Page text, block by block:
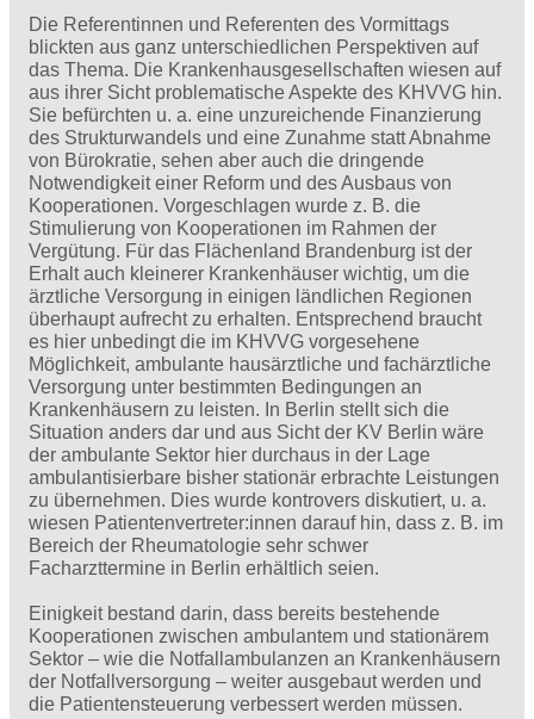
Die Referentinnen und Referenten des Vormittags
blickten aus ganz unterschiedlichen Perspektiven auf
das Thema. Die Krankenhausgesellschaften wiesen auf
aus ihrer Sicht problematische Aspekte des KHVVG hin.
Sie befürchten u. a. eine unzureichende Finanzierung
des Strukturwandels und eine Zunahme statt Abnahme
von Bürokratie, sehen aber auch die dringende
Notwendigkeit einer Reform und des Ausbaus von
Kooperationen. Vorgeschlagen wurde z. B. die
Stimulierung von Kooperationen im Rahmen der
Vergütung. Für das Flächenland Brandenburg ist der
Erhalt auch kleinerer Krankenhäuser wichtig, um die
ärztliche Versorgung in einigen ländlichen Regionen
überhaupt aufrecht zu erhalten. Entsprechend braucht
es hier unbedingt die im KHVVG vorgesehene
Möglichkeit, ambulante hausärztliche und fachärztliche
Versorgung unter bestimmten Bedingungen an
Krankenhäusern zu leisten. In Berlin stellt sich die
Situation anders dar und aus Sicht der KV Berlin wäre
der ambulante Sektor hier durchaus in der Lage
ambulantisierbare bisher stationär erbrachte Leistungen
zu übernehmen. Dies wurde kontrovers diskutiert, u. a.
wiesen Patientenvertreter:innen darauf hin, dass z. B. im
Bereich der Rheumatologie sehr schwer
Facharzttermine in Berlin erhältlich seien.
Einigkeit bestand darin, dass bereits bestehende
Kooperationen zwischen ambulantem und stationärem
Sektor – wie die Notfallambulanzen an Krankenhäusern
der Notfallversorgung – weiter ausgebaut werden und
die Patientensteuerung verbessert werden müssen.